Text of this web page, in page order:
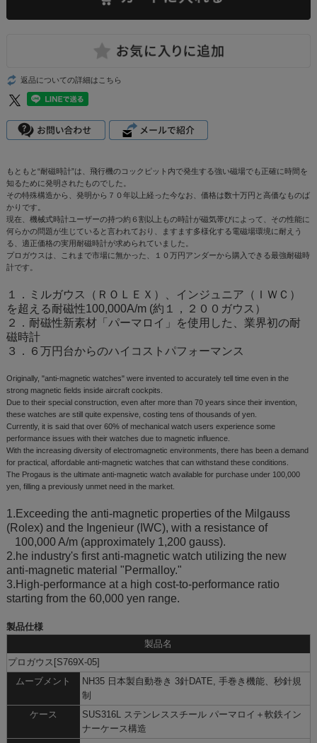
返品についての詳細はこちら
もともと“耐磁時計”は、飛行機のコックピット内で発生する強い磁場でも正確に時間を
知るために発明されたものでした。
その特殊構造から、発明から７０年以上経った今なお、価格は数十万円と高価なものば
かりです。
現在、機械式時計ユーザーの持つ約６割以上もの時計が磁気帯びによって、その性能に
何らかの問題が生じていると言われており、ますます多様化する電磁場環境に耐えう
る、適正価格の実用耐磁時計が求められていました。
プロガウスは、これまで市場に無かった、１０万円アンダーから購入できる最強耐磁時
計です。
１．ミルガウス（ＲＯＬＥＸ）、インジュニア（ＩＷＣ）
を超える耐磁性100,000A/m (約１，２００ガウス）
２．耐磁性新素材「パーマロイ」を使用した、業界初の耐
磁時計
３．６万円台からのハイコストパフォーマンス
Originally, "anti-magnetic watches" were invented to accurately tell time even in the
strong magnetic fields inside aircraft cockpits.
Due to their special construction, even after more than 70 years since their invention,
these watches are still quite expensive, costing tens of thousands of yen.
Currently, it is said that over 60% of mechanical watch users experience some
performance issues with their watches due to magnetic influence.
With the increasing diversity of electromagnetic environments, there has been a demand
for practical, affordable anti-magnetic watches that can withstand these conditions.
The Progaus is the ultimate anti-magnetic watch available for purchase under 100,000
yen, filling a previously unmet need in the market.
1.Exceeding the anti-magnetic properties of the Milgauss
(Rolex) and the Ingenieur (IWC), with a resistance of
100,000 A/m (approximately 1,200 gauss).
2.he industry's first anti-magnetic watch utilizing the new
anti-magnetic material "Permalloy."
3.High-performance at a high cost-to-performance ratio
starting from the 60,000 yen range.
製品仕様
製品名
プロガウス[S769X-05]
ムーブメント
NH35 日本製自動巻き 3針DATE, 手巻き機能、秒針規
制
ケース
SUS316L ステンレススチール パーマロイ＋軟鉄イン
ナーケース構造